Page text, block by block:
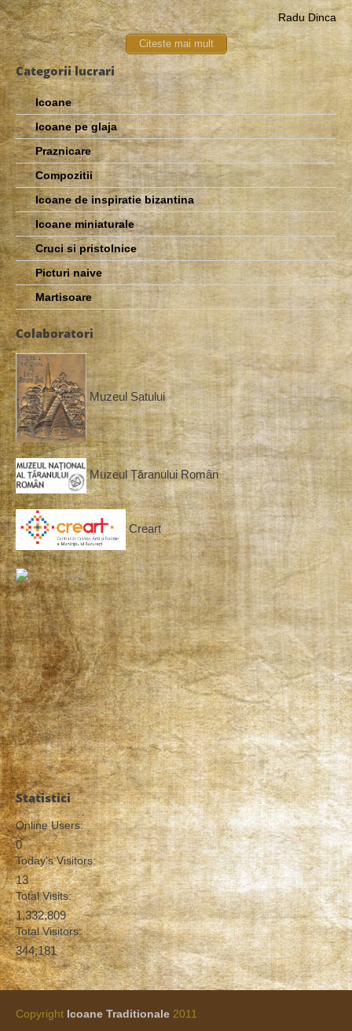
Radu Dinca
Citeste mai mult
Categorii lucrari
Icoane
Icoane pe glaja
Praznicare
Compozitii
Icoane de inspiratie bizantina
Icoane miniaturale
Cruci si pristolnice
Picturi naive
Martisoare
Colaboratori
Muzeul Satului
Muzeul Țăranului Român
Creart
Statistici
Online Users:
0
Today's Visitors:
13
Total Visits:
1,332,809
Total Visitors:
344,181
Copyright Icoane Traditionale 2011